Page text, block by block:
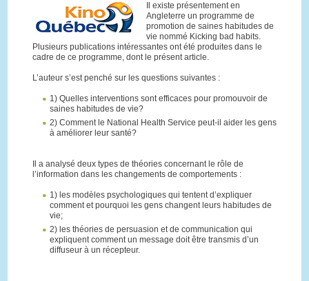
Il existe présentement en
Angleterre un programme de
promotion de saines habitudes de
vie nommé Kicking bad habits.
Plusieurs publications intéressantes ont été produites dans le
cadre de ce programme, dont le présent article.
L’auteur s’est penché sur les questions suivantes :
1) Quelles interventions sont efficaces pour promouvoir de
saines habitudes de vie?
2) Comment le National Health Service peut-il aider les gens
à améliorer leur santé?
Il a analysé deux types de théories concernant le rôle de
l’information dans les changements de comportements :
1) les modèles psychologiques qui tentent d’expliquer
comment et pourquoi les gens changent leurs habitudes de
vie;
2) les théories de persuasion et de communication qui
expliquent comment un message doit être transmis d’un
diffuseur à un récepteur.